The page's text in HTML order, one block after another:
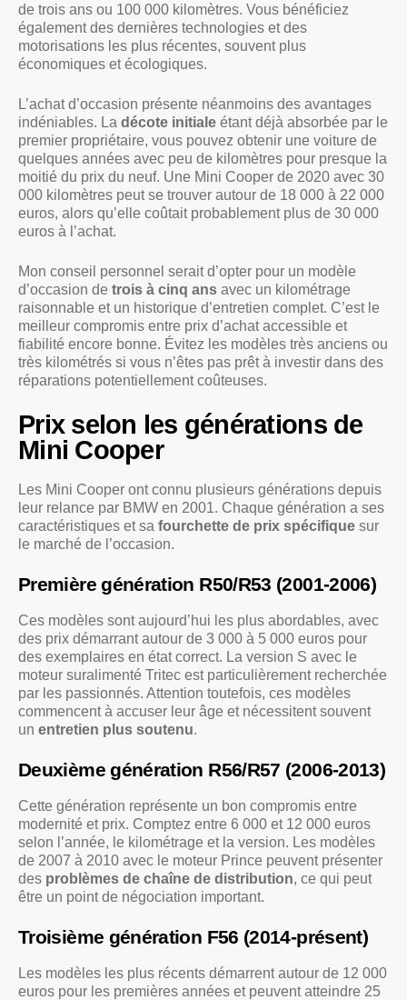
de trois ans ou 100 000 kilomètres. Vous bénéficiez
également des dernières technologies et des
motorisations les plus récentes, souvent plus
économiques et écologiques.
L’achat d’occasion présente néanmoins des avantages
indéniables. La décote initiale étant déjà absorbée par le
premier propriétaire, vous pouvez obtenir une voiture de
quelques années avec peu de kilomètres pour presque la
moitié du prix du neuf. Une Mini Cooper de 2020 avec 30
000 kilomètres peut se trouver autour de 18 000 à 22 000
euros, alors qu’elle coûtait probablement plus de 30 000
euros à l’achat.
Mon conseil personnel serait d’opter pour un modèle
d’occasion de trois à cinq ans avec un kilométrage
raisonnable et un historique d’entretien complet. C’est le
meilleur compromis entre prix d’achat accessible et
fiabilité encore bonne. Évitez les modèles très anciens ou
très kilométrés si vous n’êtes pas prêt à investir dans des
réparations potentiellement coûteuses.
Prix selon les générations de
Mini Cooper
Les Mini Cooper ont connu plusieurs générations depuis
leur relance par BMW en 2001. Chaque génération a ses
caractéristiques et sa fourchette de prix spécifique sur
le marché de l’occasion.
Première génération R50/R53 (2001-2006)
Ces modèles sont aujourd’hui les plus abordables, avec
des prix démarrant autour de 3 000 à 5 000 euros pour
des exemplaires en état correct. La version S avec le
moteur suralimenté Tritec est particulièrement recherchée
par les passionnés. Attention toutefois, ces modèles
commencent à accuser leur âge et nécessitent souvent
un entretien plus soutenu.
Deuxième génération R56/R57 (2006-2013)
Cette génération représente un bon compromis entre
modernité et prix. Comptez entre 6 000 et 12 000 euros
selon l’année, le kilométrage et la version. Les modèles
de 2007 à 2010 avec le moteur Prince peuvent présenter
des problèmes de chaîne de distribution, ce qui peut
être un point de négociation important.
Troisième génération F56 (2014-présent)
Les modèles les plus récents démarrent autour de 12 000
euros pour les premières années et peuvent atteindre 25